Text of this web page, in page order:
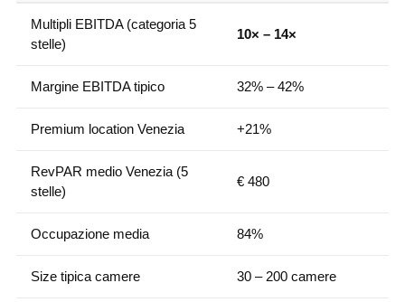
Multipli EBITDA (categoria 5
stelle)
10× – 14×
Margine EBITDA tipico 32% – 42%
Premium location Venezia +21%
RevPAR medio Venezia (5
stelle)
€ 480
Occupazione media 84%
Size tipica camere 30 – 200 camere